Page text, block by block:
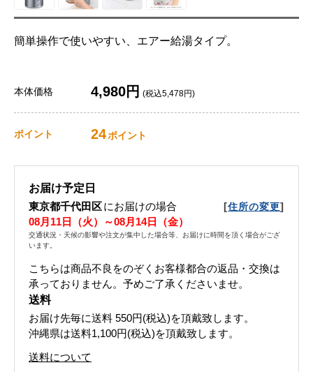
簡単操作で使いやすい、エアー給湯タイプ。
本体価格 4,980円 (税込5,478円)
ポイント 24ポイント
お届け予定日
東京都千代田区にお届けの場合 [住所の変更]
08月11日（火）～08月14日（金）
交通状況・天候の影響や注文が集中した場合等、お届けに時間を頂く場合がござ
います。
こちらは商品不良をのぞくお客様都合の返品・交換は
承っておりません。予めご了承くださいませ。
送料
お届け先毎に送料 550円(税込)を頂戴致します。
沖縄県は送料1,100円(税込)を頂戴致します。
送料について